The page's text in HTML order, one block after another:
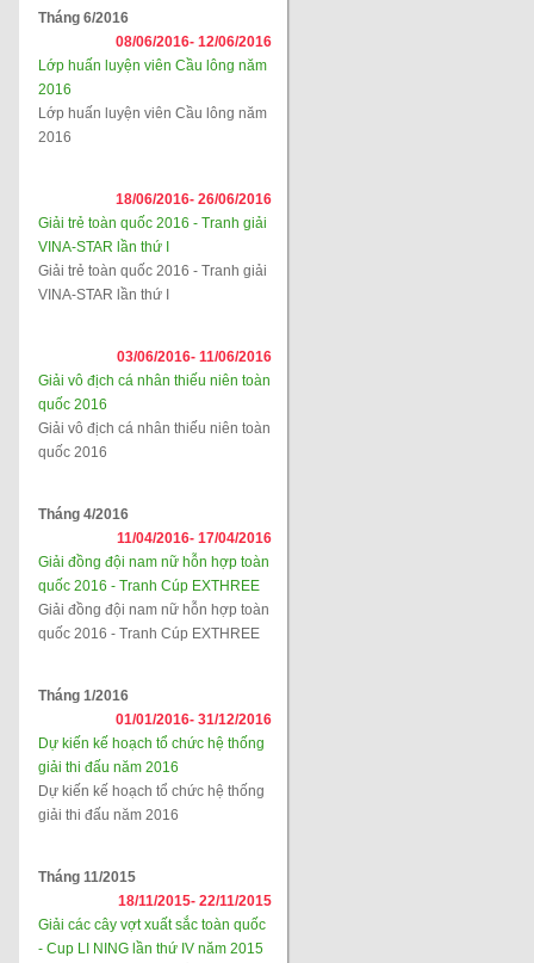
Tháng 6/2016
08/06/2016- 12/06/2016
Lớp huấn luyện viên Cầu lông năm
2016
Lớp huấn luyện viên Cầu lông năm
2016
18/06/2016- 26/06/2016
Giải trẻ toàn quốc 2016 - Tranh giải
VINA-STAR lần thứ I
Giải trẻ toàn quốc 2016 - Tranh giải
VINA-STAR lần thứ I
03/06/2016- 11/06/2016
Giải vô địch cá nhân thiếu niên toàn
quốc 2016
Giải vô địch cá nhân thiếu niên toàn
quốc 2016
Tháng 4/2016
11/04/2016- 17/04/2016
Giải đồng đội nam nữ hỗn hợp toàn
quốc 2016 - Tranh Cúp EXTHREE
Giải đồng đội nam nữ hỗn hợp toàn
quốc 2016 - Tranh Cúp EXTHREE
Tháng 1/2016
01/01/2016- 31/12/2016
Dự kiến kế hoạch tổ chức hệ thống
giải thi đấu năm 2016
Dự kiến kế hoạch tổ chức hệ thống
giải thi đấu năm 2016
Tháng 11/2015
18/11/2015- 22/11/2015
Giải các cây vợt xuất sắc toàn quốc
- Cup LI NING lần thứ IV năm 2015